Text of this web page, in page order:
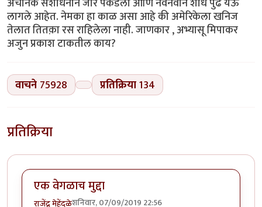
लागले आहेत. नेमका हा काळ असा आहे की अमेरिकेला खनिज
तेलात तितक़ा रस राहिलेला नाही. जाणकार , अभ्यासू मिपाकर
अजुन प्रकाश टाकतील काय?
वाचने 75928 प्रतिक्रिया134
प्रतिक्रिया
एक वेगळाच मुद्दा
राजेंद्र मेहेंदळेशनिवार, 07/09/2019 22:56